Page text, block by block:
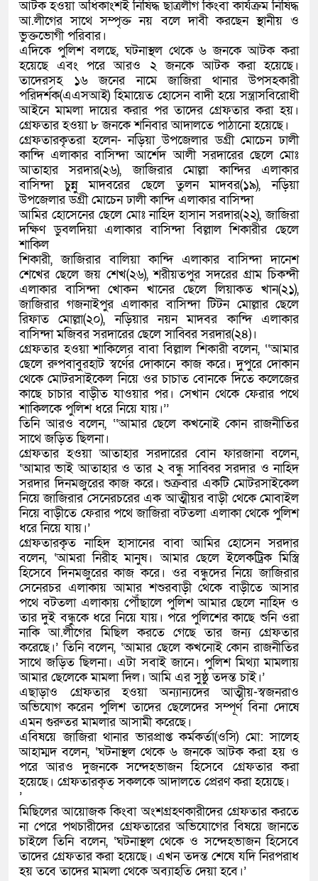
আটক হওয়া অধিকাংশই নিষিদ্ধ ছাত্রলীগ কিংবা কার্যক্রম নিষিদ্ধ
আ.লীগের সাথে সম্পৃক্ত নয় বলে দাবী করছেন স্থানীয় ও
ভুক্তভোগী পরিবার।
এদিকে পুলিশ বলছে, ঘটনাস্থল থেকে ৬ জনকে আটক করা
হয়েছে এবং পরে আরও ২ জনকে আটক করা হয়েছে।
তাদেরসহ ১৬ জনের নামে জাজিরা থানার উপসহকারী
পরিদর্শক(এএসআই) হিমায়েত হোসেন বাদী হয়ে সন্ত্রাসবিরোধী
আইনে মামলা দায়ের করার পর তাদের গ্রেফতার করা হয়।
গ্রেফতার হওয়া ৮ জনকে শনিবার আদালতে পাঠানো হয়েছে।
গ্রেফতারকৃতরা হলেন- নড়িয়া উপজেলার ডগ্রী মোচেন ঢালী
কান্দি এলাকার বাসিন্দা আর্শেদ আলী সরদারের ছেলে মোঃ
আতাহার সরদার(২৬), জাজিরার মোল্লা কান্দির এলাকার
বাসিন্দা চুন্নু মাদবরের ছেলে তুলন মাদবর(১৯), নড়িয়া
উপজেলার ডগ্রী মোচেন ঢালী কান্দি এলাকার বাসিন্দা
আমির হোসেনের ছেলে মোঃ নাহিদ হাসান সরদার(২২), জাজিরা
দক্ষিণ ডুবলদিয়া এলাকার বাসিন্দা বিল্লাল শিকারীর ছেলে
শাকিল
শিকারী, জাজিরার বালিয়া কান্দি এলাকার বাসিন্দা দানেশ
শেখের ছেলে জয় শেখ(২৬), শরীয়তপুর সদরের গ্রাম চিকন্দী
এলাকার বাসিন্দা খোকন খানের ছেলে লিয়াকত খান(২১),
জাজিরার গজনাইপুর এলাকার বাসিন্দা টিটন মোল্লার ছেলে
রিফাত মোল্লা(২০), নড়িয়ার নয়ন মাদবর কান্দি এলাকার
বাসিন্দা মজিবর সরদারের ছেলে সাব্বির সরদার(২৪)।
গ্রেফতার হওয়া শাকিলের বাবা বিল্লাল শিকারী বলেন, ‘‘আমার
ছেলে রুপবাবুরহাট স্বর্ণের দোকানে কাজ করে। দুপুরে দোকান
থেকে মোটরসাইকেল নিয়ে ওর চাচাত বোনকে দিতে কলেজের
কাছে চাচার বাড়ীত যাওয়ার পর। সেখান থেকে ফেরার পথে
শাকিলকে পুলিশ ধরে নিয়ে যায়।’’
তিনি আরও বলেন, ‘‘আমার ছেলে কখনোই কোন রাজনীতির
সাথে জড়িত ছিলনা।
গ্রেফতার হওয়া আতাহার সরদারের বোন ফারজানা বলেন,
‘আমার ভাই আতাহার ও তার ২ বন্ধু সাব্বির সরদার ও নাহিদ
সরদার দিনমজুরের কাজ করে। শুক্রবার একটি মোটরসাইকেল
নিয়ে জাজিরার সেনেরচরের এক আত্মীয়র বাড়ী থেকে মোবাইল
নিয়ে বাড়ীতে ফেরার পথে জাজিরা বটতলা এলাকা থেকে পুলিশ
ধরে নিয়ে যায়।’
গ্রেফতারকৃত নাহিদ হাসানের বাবা আমির হোসেন সরদার
বলেন, ‘আমরা নিরীহ মানুষ। আমার ছেলে ইলেকট্রিক মিস্ত্রি
হিসেবে দিনমজুরের কাজ করে। ওর বন্ধুদের নিয়ে জাজিরার
সেনেরচর এলাকায় আমার শশুরবাড়ী থেকে বাড়ীতে আসার
পথে বটতলা এলাকায় পৌঁছালে পুলিশ আমার ছেলে নাহিদ ও
তার দুই বন্ধুকে ধরে নিয়ে যায়। পরে পুলিশের কাছে শুনি ওরা
নাকি আ.লীগের মিছিল করতে গেছে তার জন্য গ্রেফতার
করেছে।’ তিনি বলেন, ‘আমার ছেলে কখনোই কোন রাজনীতির
সাথে জড়িত ছিলনা। এটা সবাই জানে। পুলিশ মিথ্যা মামলায়
আমার ছেলেকে মামলা দিল। আমি এর সুষ্ঠু তদন্ত চাই।’
এছাড়াও গ্রেফতার হওয়া অন্যান্যদের আত্মীয়-স্বজনরাও
অভিযোগ করেন পুলিশ তাদের ছেলেদের সম্পূর্ণ বিনা দোষে
এমন গুরুতর মামলার আসামী করেছে।
এবিষয়ে জাজিরা থানার ভারপ্রাপ্ত কর্মকর্তা(ওসি) মো: সালেহ
আহাম্মদ বলেন, ‘ঘটনাস্থল থেকে ৬ জনকে আটক করা হয় ও
পরে আরও দুজনকে সন্দেহভাজন হিসেবে গ্রেফতার করা
হয়েছে। গ্রেফতারকৃত সকলকে আদালতে প্রেরণ করা হয়েছে।
’
মিছিলের আয়োজক কিংবা অংশগ্রহণকারীদের গ্রেফতার করতে
না পেরে পথচারীদের গ্রেফতারের অভিযোগের বিষয়ে জানতে
চাইলে তিনি বলেন, ‘ঘটনাস্থল থেকে ও সন্দেহভাজন হিসেবে
তাদের গ্রেফতার করা হয়েছে। এখন তদন্ত শেষে যদি নিরপরাধ
হয় তবে তাদের মামলা থেকে অব্যাহতি দেয়া হবে।’